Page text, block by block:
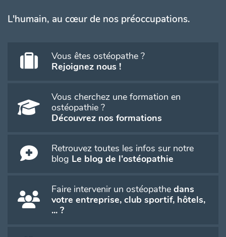
L'humain, au cœur de nos préoccupations.
Vous êtes ostéopathe ?
Rejoignez nous !
Vous cherchez une formation en
ostéopathie ?
Découvrez nos formations
Retrouvez toutes les infos sur notre
blog Le blog de l'ostéopathie
Faire intervenir un ostéopathe dans
votre entreprise, club sportif, hôtels,
... ?